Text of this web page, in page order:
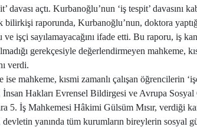
davası açtı. Kurbanoğlu’nun ‘iş tespit’ davasını
raporunda, Kurbanoğlu’nun, doktora
işçi sayılamayacağını ifade etti. Bu raporu, iş
gerekçesiyle değerlendirmeyen mahkeme,
verdi.
ise mahkeme, kısmi zamanlı çalışan öğrencilerin
Hakları Evrensel Bildirgesi ve Avrupa Sosyal
5. İş Mahkemesi Hâkimi Gülsüm Mısır, verdiği
yanında tüm kurumların bireylerin sosyal